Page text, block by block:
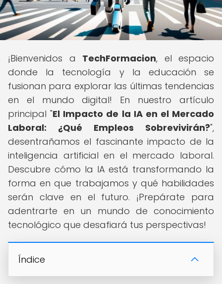
¡Bienvenidos a TechFormacion, el espacio
donde la tecnología y la educación se
fusionan para explorar las últimas tendencias
en el mundo digital! En nuestro artículo
principal "El Impacto de la IA en el Mercado
Laboral: ¿Qué Empleos Sobrevivirán?",
desentrañamos el fascinante impacto de la
inteligencia artificial en el mercado laboral.
Descubre cómo la IA está transformando la
forma en que trabajamos y qué habilidades
serán clave en el futuro. ¡Prepárate para
adentrarte en un mundo de conocimiento
tecnológico que desafiará tus perspectivas!
Índice